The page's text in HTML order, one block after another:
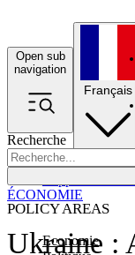
Open sub
navigation
Recherche
POLICY AREAS
Economie
Français
Ukraine :
ÉCONOMIE